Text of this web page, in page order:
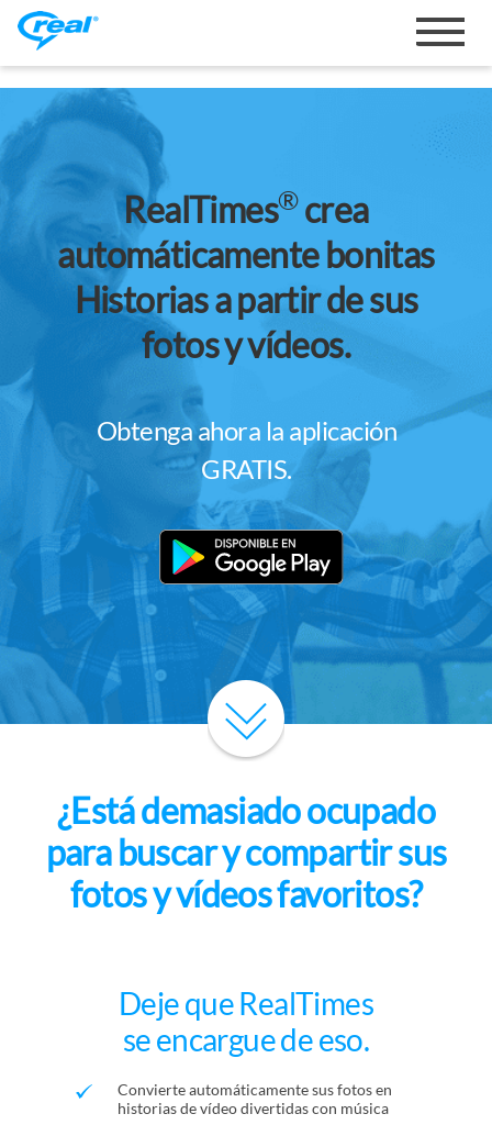
Alternar
RealTimes®crea
automáticamente bonitas
Historias a partir de sus
fotos y vídeos.
Obtenga ahora la aplicación
GRATIS.
¿Está demasiado ocupado
para buscar y compartir sus
fotos y vídeos favoritos?
Deje que RealTimes
se encargue de eso.
Convierte automáticamente sus fotos en
historias de vídeo divertidas con música